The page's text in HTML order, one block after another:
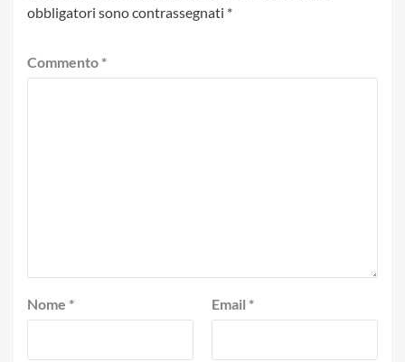
obbligatori sono contrassegnati *
Commento *
Nome * Email *